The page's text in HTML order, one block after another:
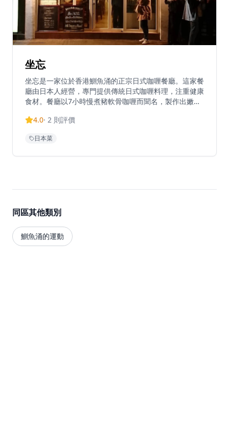
坐忘
坐忘是一家位於香港鰂魚涌的正宗日式咖喱餐廳。這家餐
廳由日本人經營，專門提供傳統日式咖喱料理，注重健康
食材。餐廳以7小時慢煮豬軟骨咖喱而聞名，製作出嫩滑
喱烏冬和蔬菜咖喱選擇。這家小餐廳大約有10張桌子，
冷烏冬選擇，帶來獨特的用餐體驗。餐廳營業時間為週一
4.0· 2 則評價
日本菜
同區其他類別
鰂魚涌的運動